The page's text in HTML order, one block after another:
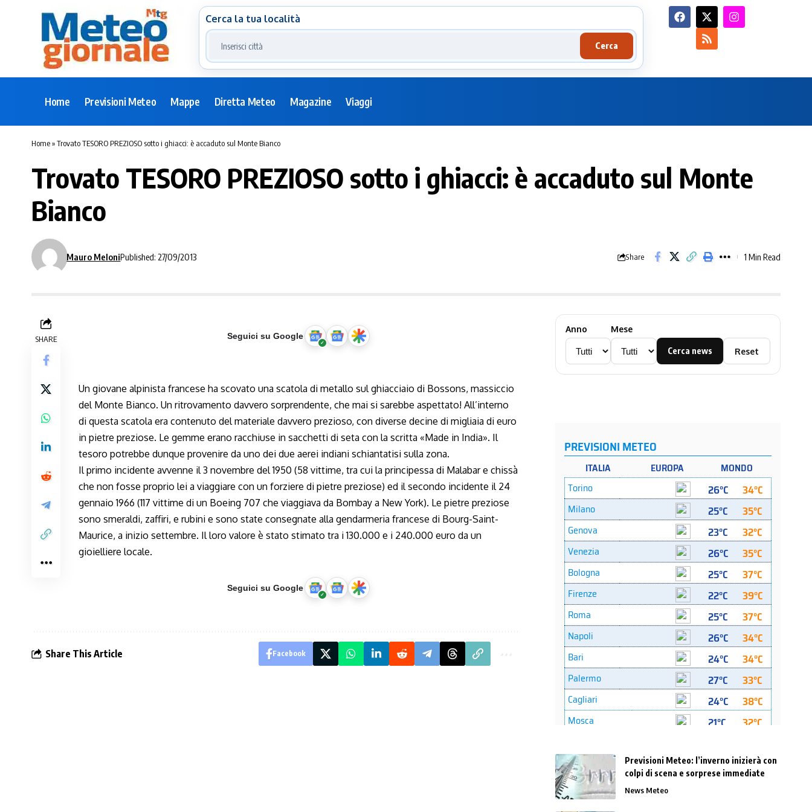
Cerca la tua località
Cerca
Home Previsioni Meteo Mappe Diretta Meteo Magazine Viaggi
Home»Trovato TESORO PREZIOSO sotto i ghiacci: è accaduto sul Monte Bianco
Trovato TESORO PREZIOSO sotto i ghiacci: è accaduto sul Monte
Bianco
Mauro MeloniPublished: 27/09/2013 Share 1 Min Read
SHARE Seguici su Google
Un giovane alpinista francese ha scovato una scatola di metallo sul ghiacciaio di Bossons, massiccio
del Monte Bianco. Un ritrovamento davvero sorprendente, che mai si sarebbe aspettato! All’interno
di questa scatola era contenuto del materiale davvero prezioso, con diverse decine di migliaia di euro
in pietre preziose. Le gemme erano racchiuse in sacchetti di seta con la scritta «Made in India». Il
tesoro potrebbe dunque provenire da uno dei due aerei indiani schiantatisi sulla zona.
Il primo incidente avvenne il 3 novembre del 1950 (58 vittime, tra cui la principessa di Malabar e chissà
che non fosse proprio lei a viaggiare con un forziere di pietre preziose) ed il secondo incidente il 24
gennaio 1966 (117 vittime di un Boeing 707 che viaggiava da Bombay a New York). Le pietre preziose
sono smeraldi, zaffiri, e rubini e sono state consegnate alla gendarmeria francese di Bourg-Saint-
Maurice, a inizio settembre. Il loro valore è stato stimato tra i130.000 e i 240.000 euro da un
gioielliere locale.
Seguici su Google
Share This Article Facebook
Anno Mese
Cerca news Reset
Previsioni Meteo: l’inverno inizierà con
colpi di scena e sorprese immediate
News Meteo